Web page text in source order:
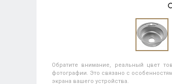
Обратите внимание, реальный цвет
фотографии. Это связано с
экрана вашего устройства.